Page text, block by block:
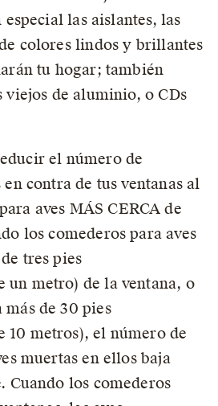
especial las aislantes, las
colores lindos y brillantes
tu hogar; también
viejos de aluminio, o CDs
el número de
en contra de tus ventanas al
aves MÁS CERCA de
los comederos para aves
tres pies
un metro) de la ventana, o
más de 30 pies
10 metros), el número de
muertas en ellos baja
Cuando los comederos